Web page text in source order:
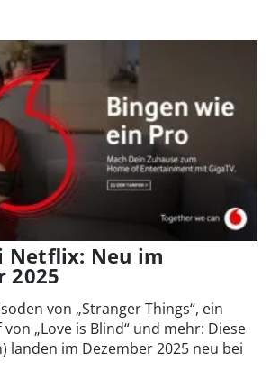
Netflix: Neu im
2025
von „Stranger Things“, ein
„Love is Blind“ und mehr: Diese
landen im Dezember 2025 neu bei